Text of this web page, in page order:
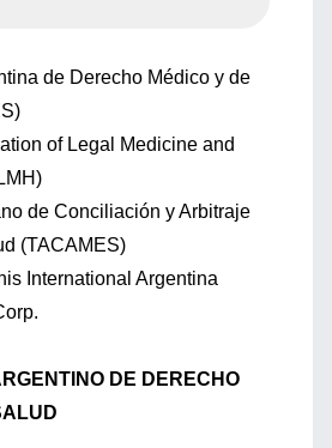
de Derecho Médico y de
of Legal Medicine and
de Conciliación y Arbitraje
(TACAMES)
International Argentina
DE DERECHO